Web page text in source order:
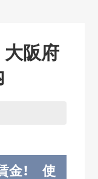
阪府
金！ 使